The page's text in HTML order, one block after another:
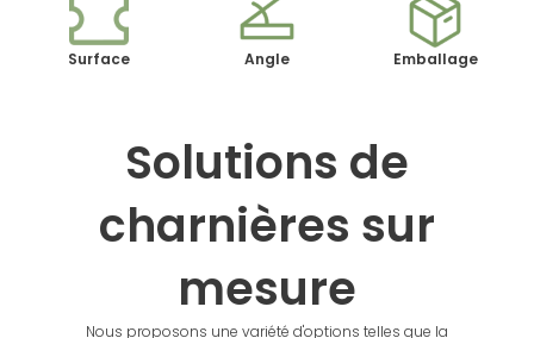
Surface Angle Emballage
Solutions de
charnières sur
mesure
Nous proposons une variété d'options telles que la